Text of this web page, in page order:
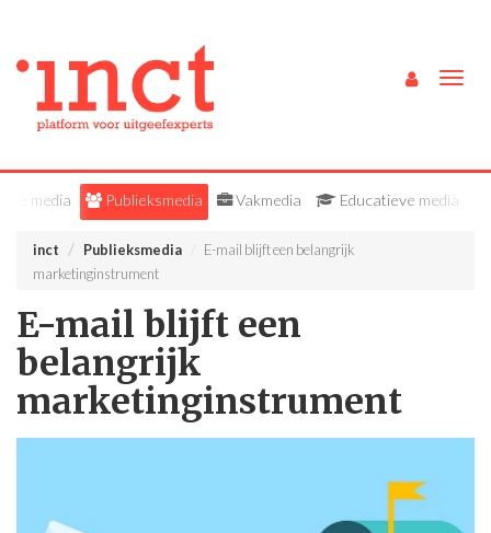
Alle media Publieksmedia Vakmedia Educatieve media
inct Publieksmedia
E-mail blijft een belangrijk
marketinginstrument
E-mail blijft een
belangrijk
marketinginstrument